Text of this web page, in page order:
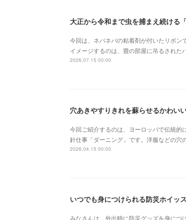
大正から令和まで虫を捕まえ続ける
今回は、ネバネバの粘着剤が付いたリボン
イメージするのは、畳の部屋に吊るされた
2026.07.15 00:00
穴あきやすりきれを蘇らせるかわい
今回ご紹介するのは、ヨーロッパで伝統的
針仕事「ダーニング」です。洋服などの穴
2026.04.15 00:00
いつでも身につけられる防災ホイッ
みなさんは、外出時に防災グッズを身につ